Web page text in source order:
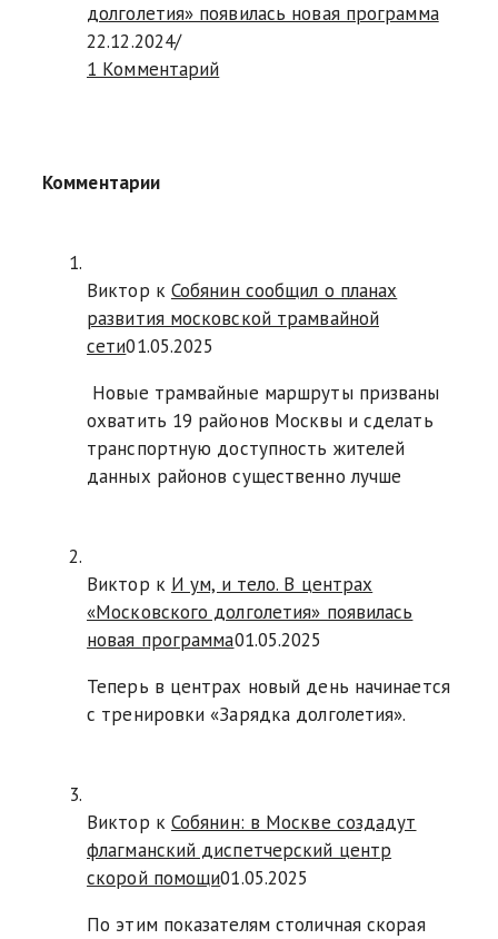
долголетия» появилась новая программа
22.12.2024/
1 Комментарий
Комментарии
Виктор к Собянин сообщил о планах
развития московской трамвайной
сети01.05.2025
Новые трамвайные маршруты призваны
охватить 19 районов Москвы и сделать
транспортную доступность жителей
данных районов существенно лучше
Виктор к И ум, и тело. В центрах
«Московского долголетия» появилась
новая программа01.05.2025
Теперь в центрах новый день начинается
с тренировки «Зарядка долголетия».
Виктор к Собянин: в Москве создадут
флагманский диспетчерский центр
скорой помощи01.05.2025
По этим показателям столичная скорая